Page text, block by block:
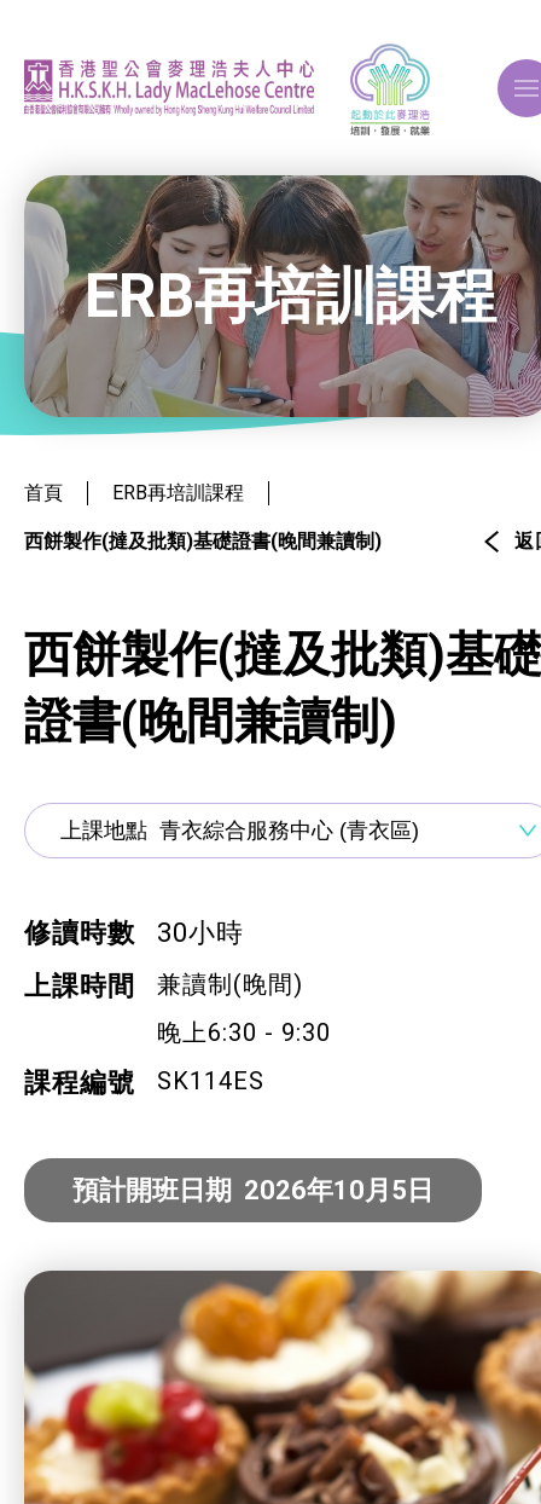
關於我們
ERB再培訓課程
就業掛鈎課程
通用技能課程
少數族裔人士課程
新來港人士課程
青年培育計劃
ERB服務點
ERB資訊
就業及求職
服務單位及聯絡
ERB再培訓課程
首頁 ERB再培訓課程
西餅製作(撻及批類)基礎證書(晚間兼讀制) 返
西餅製作(撻及批類)基礎
證書(晚間兼讀制)
修讀時數
30小時
上課時間
兼讀制(晚間)
晚上6:30 - 9:30
課程編號 SK114ES
預計開班日期 2026年10月5日